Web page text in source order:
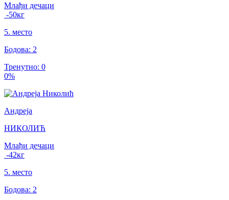
Млађи дечаци
-50кг
5. место
Бодова: 2
Тренутно: 0
0%
Андреја
НИКОЛИЋ
Млађи дечаци
-42кг
5. место
Бодова: 2